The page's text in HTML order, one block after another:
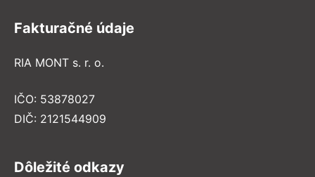
Fakturačné údaje
RIA MONT s. r. o.
IČO: 53878027
DIČ: 2121544909
Dôležité odkazy